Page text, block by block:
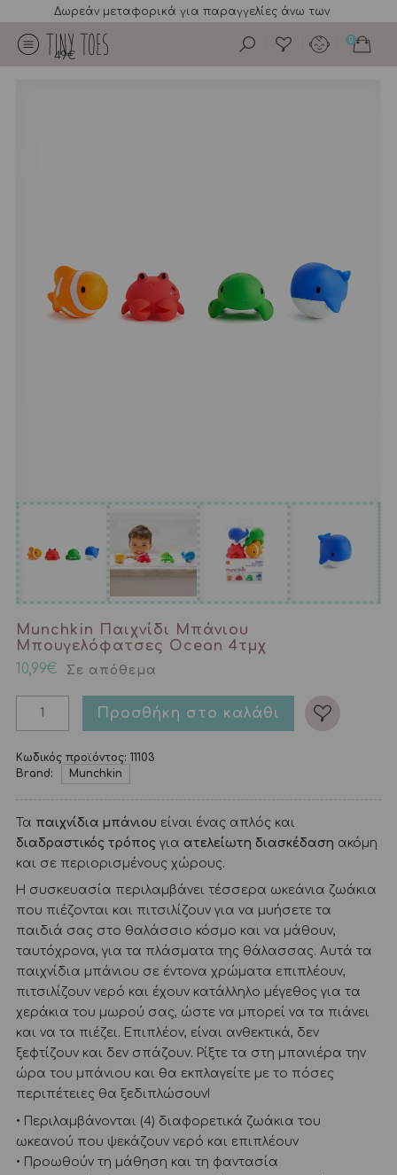
Δωρεάν μεταφορικά για παραγγελίες άνω των
49€
0
Munchkin Παιχνίδι Μπάνιου
Μπουγελόφατσες Ocean 4τμχ
10,99€ Σε απόθεμα
Προσθήκη στο καλάθι
Κωδικός προϊόντος: 11103
Brand:
Munchkin
Τα παιχνίδια μπάνιου είναι ένας απλός και
διαδραστικός τρόποςγια ατελείωτη διασκέδαση ακόμη
και σε περιορισμένους χώρους.
Η συσκευασία περιλαμβάνει τέσσερα ωκεάνια ζωάκια
που πιέζονται και πιτσιλίζουν για να μυήσετε τα
παιδιά σας στο θαλάσσιο κόσμο και να μάθουν,
ταυτόχρονα, για τα πλάσματα της θάλασσας. Αυτά τα
παιχνίδια μπάνιου σε έντονα χρώματα επιπλέουν,
πιτσιλίζουν νερό και έχουν κατάλληλο μέγεθος για τα
χεράκια του μωρού σας, ώστε να μπορεί να τα πιάνει
και να τα πιέζει. Επιπλέον, είναι ανθεκτικά, δεν
ξεφτίζουν και δεν σπάζουν. Ρίξτε τα στη μπανιέρα την
ώρα του μπάνιου και θα εκπλαγείτε με το πόσες
περιπέτειες θα ξεδιπλώσουν!
• Περιλαμβάνονται (4) διαφορετικά ζωάκια του
ωκεανού που ψεκάζουν νερό και επιπλέουν
• Προωθούν τη μάθηση και τη φαντασία